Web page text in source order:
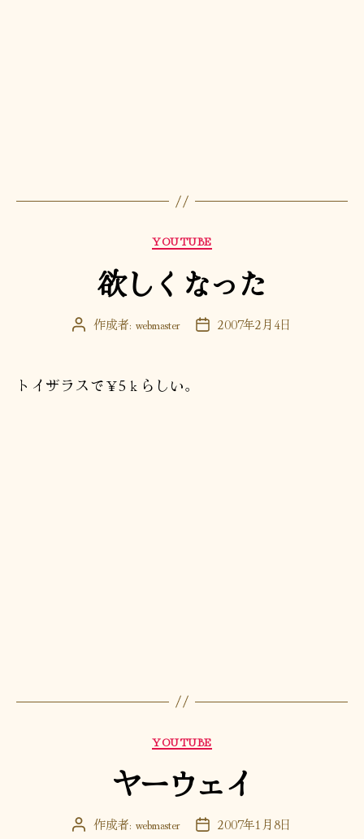
カ
テ
ゴ
リ
YOUTUBE
欲しくなった
投 作成者: webmaster
投 2007年2月4日
トイザラスで￥5ｋらしい。
カ
テ
ゴ
リ
YOUTUBE
ヤーウェイ
投 作成者: webmaster
投 2007年1月8日